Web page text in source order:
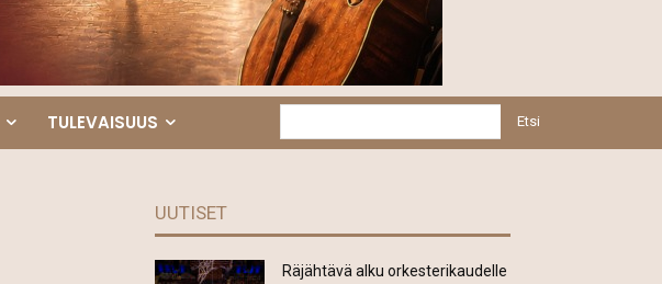
TULEVAISUUS Etsi
UUTISET
Räjähtävä alku orkesterikaudelle